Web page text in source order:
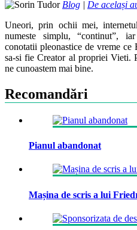
Blog | De același
Uneori, prin ochii mei,
numeste simplu, “continut”,
conotatii pleonastice de vreme
sa-si fie Creator al propriei Vieti.
ne cunoastem mai bine.
Recomandări
Pianul abandonat
Mașina de scris a lui